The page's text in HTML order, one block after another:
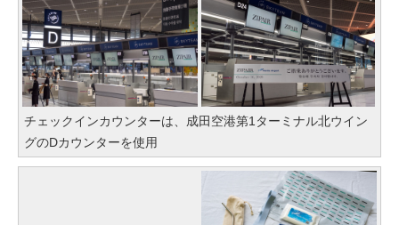
チェックインカウンターは、成田空港第1ターミナル北ウイン
グのDカウンターを使用